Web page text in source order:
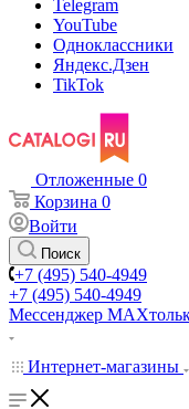
Telegram
YouTube
Одноклассники
Яндекс.Дзен
TikTok
Отложенные 0
Корзина 0
Войти
Поиск
+7 (495) 540-4949
+7 (495) 540-4949
Мессенджер МАХ
Интернет-магазины